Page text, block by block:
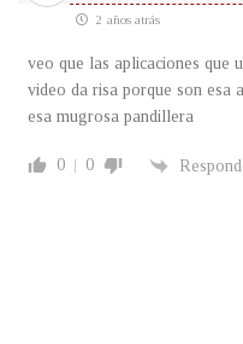
2 años atrás
veo que las aplicaciones que
video da risa porque son esa
esa mugrosa pandillera
0 0